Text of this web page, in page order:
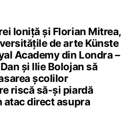
Ioniță și Florian Mitrea,
de arte Künste
Academy din Londra –
și Ilie Bolojan să
școlilor
riscă să-și piardă
atac direct asupra